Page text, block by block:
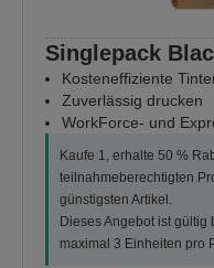
Singlepack
Kosteneffiziente
Zuverlässig drucken
WorkForce- und
Kaufe 1, erhalte 50 %
teilnahmeberechtigten
günstigsten Artikel.
Dieses Angebot ist gültig
maximal 3 Einheiten pro